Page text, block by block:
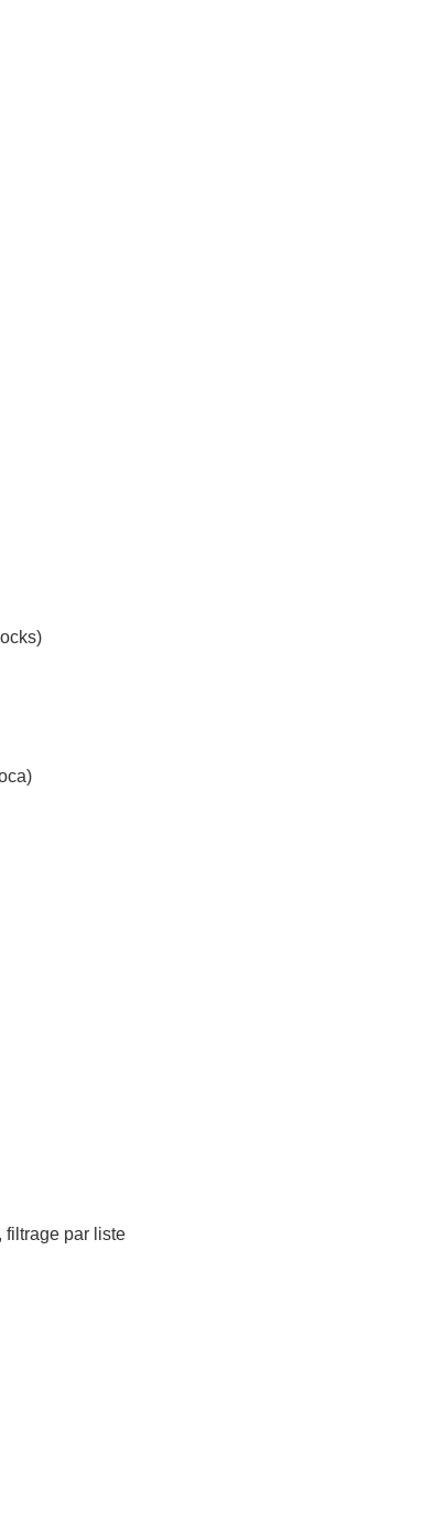
filtrage par liste